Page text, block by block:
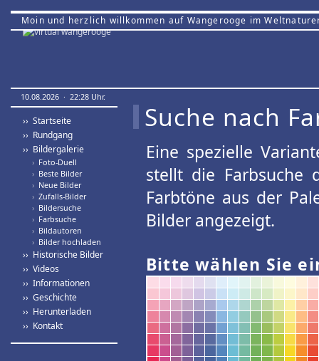
Moin und herzlich willkommen auf Wangerooge im
10.08.2026 · 22:28 Uhr.
›› Startseite
›› Rundgang
›› Bildergalerie
› Foto-Duell
› Beste Bilder
› Neue Bilder
› Zufalls-Bilder
› Bildersuche
› Farbsuche
› Bildautoren
› Bilder hochladen
›› Historische Bilder
›› Videos
›› Informationen
›› Geschichte
›› Herunterladen
›› Kontakt
Suche nach
Eine spezielle
stellt die Farbsuche
Farbtöne aus der
Bilder angezeigt.
Bitte wählen Sie